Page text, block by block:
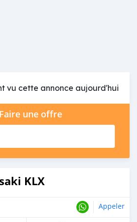
vu cette annonce aujourd'hui
Faire une offre
KLX
Appeler